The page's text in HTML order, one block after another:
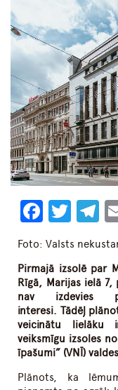
Foto: Valsts
Pirmajā izsolē par
Rīgā, Marijas ielā 7,
nav izdevies
interesi. Tādēļ plāno
veicinātu lielāku
veiksmīgu izsoles
īpašumi” (VNĪ)
Plānots, ka